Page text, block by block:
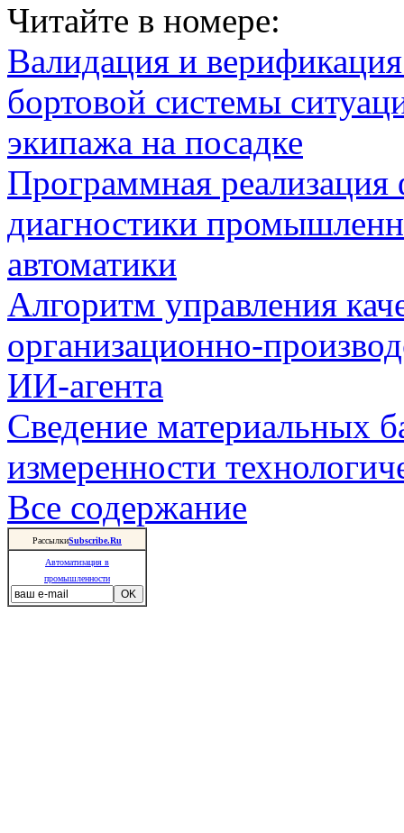
Читайте в номере:
Валидация и
бортовой системы
экипажа на посадке
Программная
диагностики
автоматики
Алгоритм управления
организационно-
ИИ-агента
Сведение материальных
измеренности
Все содержание
РассылкиSubscribe.Ru
Автоматизация в
промышленности